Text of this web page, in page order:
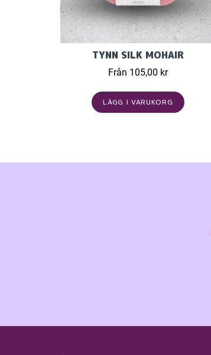
TYNN SILK MOHAIR
Från 105,00 kr
LÄGG I VARUKORG